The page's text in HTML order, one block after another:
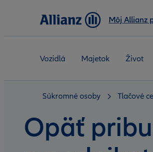
Môj Allianz
Vozidlá Majetok Život
Súkromné osoby Tlačové
Opäť